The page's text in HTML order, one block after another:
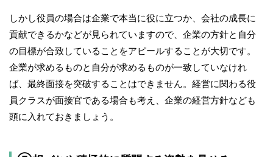
しかし役員の場合は企業で本当に役に立つか、会社の成長に
貢献できるかなどが見られていますので、企業の方針と自分
の目標が合致していることをアピールすることが大切です。
企業が求めるものと自分が求めるものが一致していなけれ
ば、最終面接を突破することはできません。経営に関わる役
員クラスが面接官である場合も考え、企業の経営方針なども
頭に入れておきましょう。